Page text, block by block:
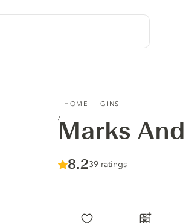
HOME GINS
Marks
Score :
8.2/ 10
39 ratings